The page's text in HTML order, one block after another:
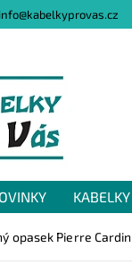
info@kabelkyprovas.cz
KABELKY
GDPR
opasek Pierre